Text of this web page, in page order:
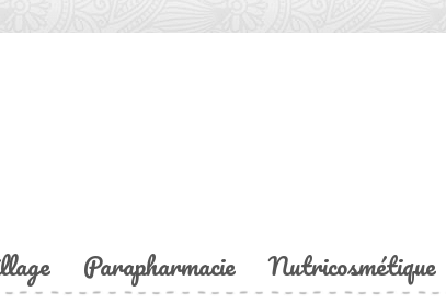
Parapharmacie Nutricosmétique